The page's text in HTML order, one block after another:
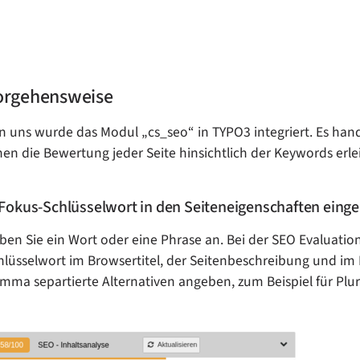
uns wurde das Modul „cs_seo“ in TYPO3 integriert. Es
die Bewertung jeder Seite hinsichtlich der Keywords
Schlüsselwort in den Seiteneigenschaften
Sie ein Wort oder eine Phrase an. Bei der SEO
im Browsertitel, der Seitenbeschreibung und
separtierte Alternativen angeben, zum Beispiel für
larger version